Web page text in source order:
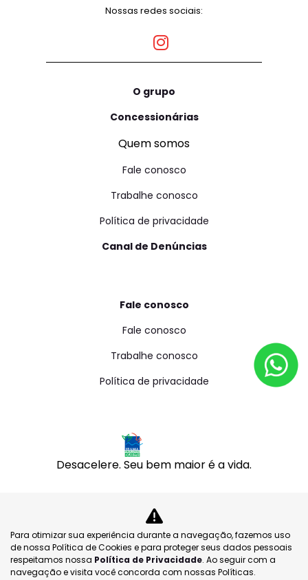
Nossas redes sociais:
O grupo
Concessionárias
Quem somos
Fale conosco
Trabalhe conosco
Política de privacidade
Canal de Denúncias
Fale conosco
Fale conosco
Trabalhe conosco
Política de privacidade
Desacelere. Seu bem maior é a vida.
S2M COMERCIO DE MOTOCICLETAS LTDA
CNPJ: 35.877.076/0001-84
Para otimizar sua experiência durante a navegação, fazemos uso
de nossa Política de Cookies e para proteger seus dados pessoais
respeitamos nossa Política de Privacidade. Ao seguir com a
navegação e visita você concorda com nossas Políticas.